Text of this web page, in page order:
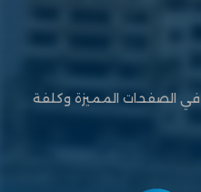
الصفحات المميزة وكلفة